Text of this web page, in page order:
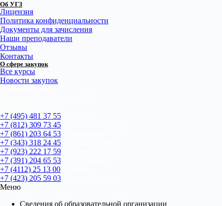
Об УГЗ
Лицензия
Политика конфиденциальности
Документы для зачисления
Наши преподаватели
Отзывы
Контакты
О сфере закупок
Все курсы
Новости закупок
+7 (495) 481 37 55
+7 (812) 309 73 45
+7 (861) 203 64 53
+7 (343) 318 24 45
+7 (923) 222 17 59
+7 (391) 204 65 53
+7 (4112) 25 13 00
+7 (423) 205 59 03
Меню
Сведения об образовательной организации